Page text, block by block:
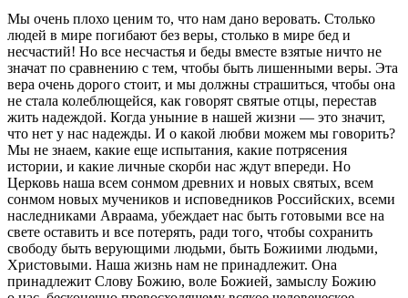
Мы очень плохо ценим то, что нам дано веровать. Столько
людей в мире погибают без веры, столько в мире бед и
несчастий! Но все несчастья и беды вместе взятые ничто не
значат по сравнению с тем, чтобы быть лишенными веры. Эта
вера очень дорого стоит, и мы должны страшиться, чтобы она
не стала колеблющейся, как говорят святые отцы, перестав
жить надеждой. Когда уныние в нашей жизни — это значит,
что нет у нас надежды. И о какой любви можем мы говорить?
Мы не знаем, какие еще испытания, какие потрясения
истории, и какие личные скорби нас ждут впереди. Но
Церковь наша всем сонмом древних и новых святых, всем
сонмом новых мучеников и исповедников Российских, всеми
наследниками Авраама, убеждает нас быть готовыми все на
свете оставить и все потерять, ради того, чтобы сохранить
свободу быть верующими людьми, быть Божиими людьми,
Христовыми. Наша жизнь нам не принадлежит. Она
принадлежит Слову Божию, воле Божией, замыслу Божию